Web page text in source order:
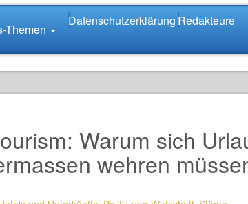
Themen
Datenschutzerklärung Redakteure
Warum sich
wehren